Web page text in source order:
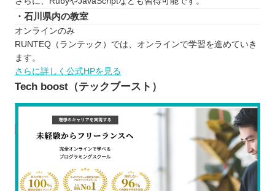
・石川県内の教室
オンラインのみ
RUNTEQ（ランテック）では、オンラインで学習を進めていき
ます。
さらに詳しく公式HPを見る
Tech boost（テックブースト）